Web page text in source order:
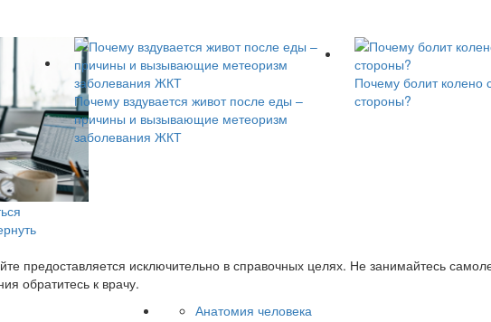
Почему вздувается живот после еды –
причины и вызывающие метеоризм
заболевания ЖКТ
Почему болит колено
стороны?
предоставляется исключительно в справочных целях. Не занимайтесь
обратитесь к врачу.
Анатомия человека